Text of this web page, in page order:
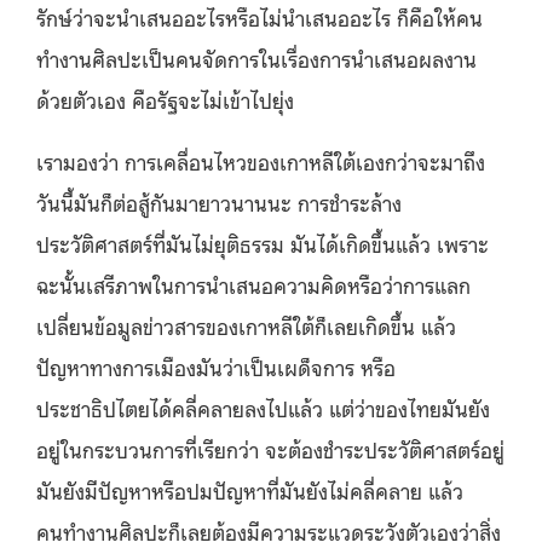
รักษ์ว่าจะนําเสนออะไรหรือไม่นําเสนออะไร ก็คือให้คน
ทำงานศิลปะเป็นคนจัดการในเรื่องการนําเสนอผลงาน
ด้วยตัวเอง คือรัฐจะไม่เข้าไปยุ่ง
เรามองว่า การเคลื่อนไหวของเกาหลีใต้เองกว่าจะมาถึง
วันนี้มันก็ต่อสู้กันมายาวนานนะ การชําระล้าง
ประวัติศาสตร์ที่มันไม่ยุติธรรม มันได้เกิดขึ้นแล้ว เพราะ
ฉะนั้นเสรีภาพในการนําเสนอความคิดหรือว่าการแลก
เปลี่ยนข้อมูลข่าวสารของเกาหลีใต้ก็เลยเกิดขึ้น แล้ว
ปัญหาทางการเมืองมันว่าเป็นเผด็จการ หรือ
ประชาธิปไตยได้คลี่คลายลงไปแล้ว แต่ว่าของไทยมันยัง
อยู่ในกระบวนการที่เรียกว่า จะต้องชําระประวัติศาสตร์อยู่
มันยังมีปัญหาหรือปมปัญหาที่มันยังไม่คลี่คลาย แล้ว
คนทํางานศิลปะก็เลยต้องมีความระแวดระวังตัวเองว่าสิ่ง